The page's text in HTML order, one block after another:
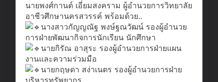
นายพงศ์กานต์ เอี่ยมสงคราม ผู้อำนวยการวิทยาลัย
อาชีวศึกษานครสวรรค์ พร้อมด้วย..
นางสาวกัญญณัฐ พงษ์ฐณวัฒน์ รองผู้อำนวย
การฝ่ายพัฒนากิจการนักเรียน นักศึกษา
นายกิรัณ อาสุระ รองผู้อำนวยการฝ่ายแผน
งานและความร่วมมือ
นายกฤษดา สง่าเนตร รองผู้อำนวยการฝ่าย